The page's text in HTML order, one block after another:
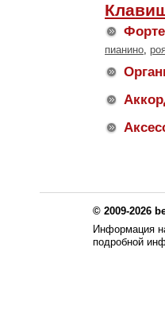
пианино,
© 2009-2026
Информация
подробной